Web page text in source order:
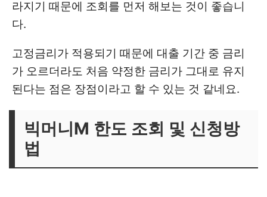
라지기 때문에 조회를 먼저 해보는 것이 좋습니
다.
고정금리가 적용되기 때문에 대출 기간 중 금리
가 오르더라도 처음 약정한 금리가 그대로 유지
된다는 점은 장점이라고 할 수 있는 것 같네요.
빅머니M 한도 조회 및 신청방
법